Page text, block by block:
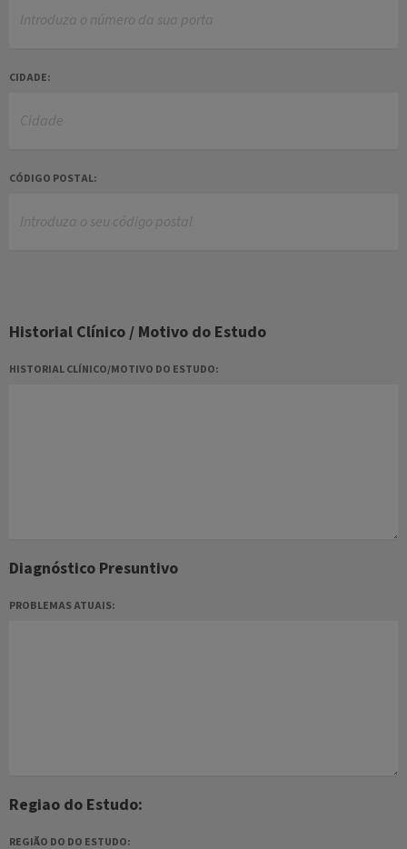
CIDADE:
CÓDIGO POSTAL:
Historial Clínico / Motivo do Estudo
HISTORIAL CLÍNICO/MOTIVO DO ESTUDO:
Diagnóstico Presuntivo
PROBLEMAS ATUAIS:
Regiao do Estudo:
REGIÃO DO DO ESTUDO: